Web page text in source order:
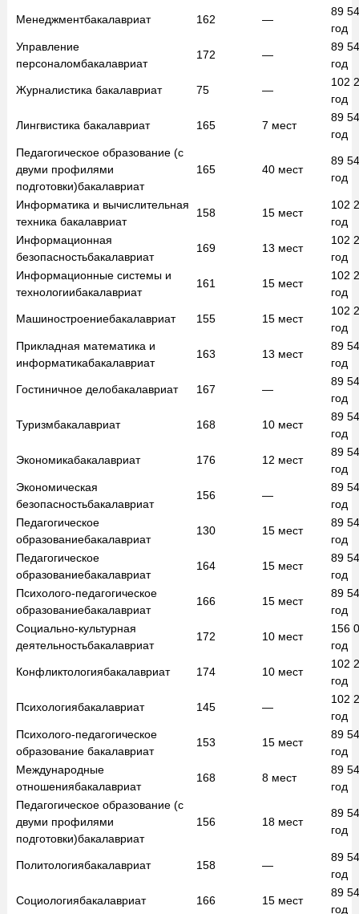
Менеджментбакалавриат 162 —
89
год
Управление
персоналомбакалавриат
172 —
89
год
Журналистика бакалавриат 75 —
102
год
Лингвистика бакалавриат 165 7 мест
89
год
Педагогическое образование (с
двуми профилями
подготовки)бакалавриат
165 40 мест
89
год
Информатика и вычислительная
техника бакалавриат
158 15 мест
102
год
Информационная
безопасностьбакалавриат
169 13 мест
102
год
Информационные системы и
технологиибакалавриат
161 15 мест
102
год
Машиностроениебакалавриат 155 15 мест
102
год
Прикладная математика и
информатикабакалавриат
163 13 мест
89
год
Гостиничное делобакалавриат 167 —
89
год
Туризмбакалавриат 168 10 мест
89
год
Экономикабакалавриат 176 12 мест
89
год
Экономическая
безопасностьбакалавриат
156 —
89
год
Педагогическое
образованиебакалавриат
130 15 мест
89
год
Педагогическое
образованиебакалавриат
164 15 мест
89
год
Психолого-педагогическое
образованиебакалавриат
166 15 мест
89
год
Социально-культурная
деятельностьбакалавриат
172 10 мест
156
год
Конфликтологиябакалавриат 174 10 мест
102
год
Психологиябакалавриат 145 —
102
год
Психолого-педагогическое
образование бакалавриат
153 15 мест
89
год
Международные
отношениябакалавриат
168 8 мест
89
год
Педагогическое образование (с
двуми профилями
подготовки)бакалавриат
156 18 мест
89
год
Политологиябакалавриат 158 —
89
год
Социологиябакалавриат 166 15 мест
89
год